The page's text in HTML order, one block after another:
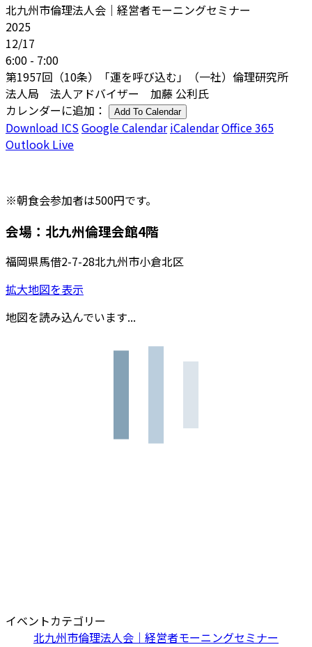
北九州市倫理法人会｜経営者モーニングセミナー
2025
12/17
6:00 - 7:00
第1957回（10条）「運を呼び込む」（一社）倫理研究所
法人局 法人アドバイザー 加藤 公利氏
カレンダーに追加：
Add To Calendar
Download ICSGoogle Calendar iCalendarOffice 365
Outlook Live
※朝食会参加者は500円です。
会場：北九州倫理会館4階
福岡県馬借2-7-28北九州市小倉北区
拡大地図を表示
地図を読み込んでいます...
イベントカテゴリー
北九州市倫理法人会｜経営者モーニングセミナー